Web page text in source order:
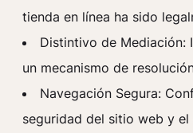
tienda en línea ha sido
Distintivo de Mediación:
un mecanismo de
Navegación Segura:
seguridad del sitio web y